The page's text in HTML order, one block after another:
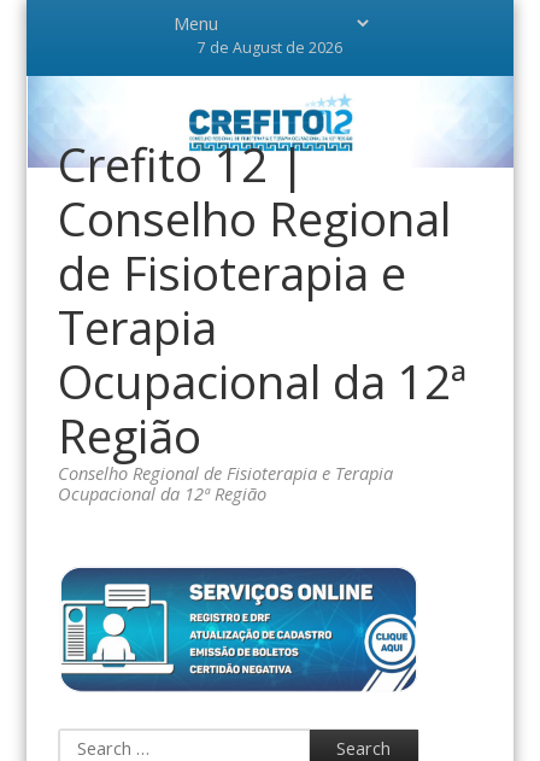
7 de August de 2026
Crefito 12 |
Conselho Regional
de Fisioterapia e
Terapia
Ocupacional da 12ª
Região
Conselho Regional de Fisioterapia e Terapia
Ocupacional da 12ª Região